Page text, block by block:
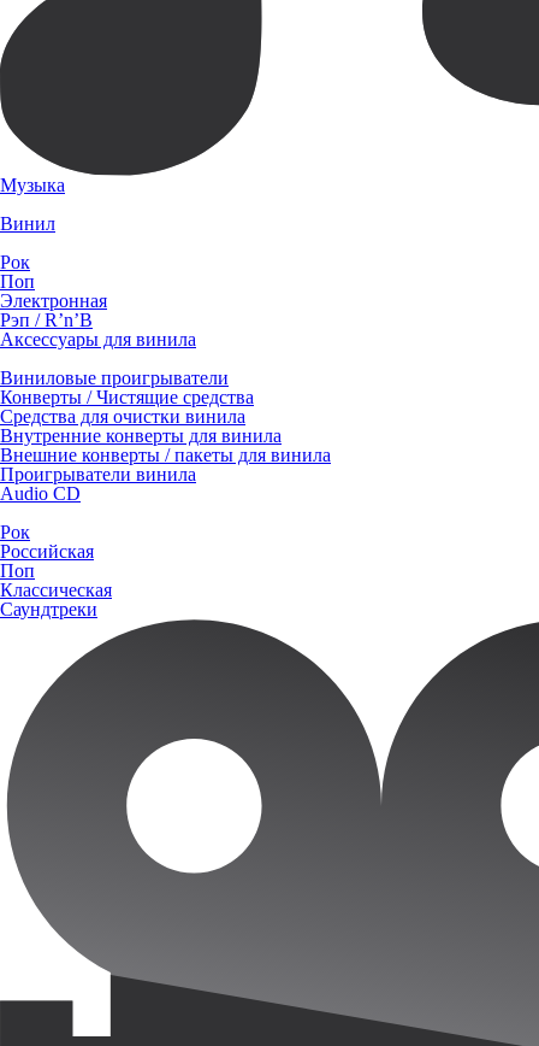
Музыка
Винил
Рок
Поп
Электронная
Рэп / R’n’B
Аксессуары для винила
Виниловые проигрыватели
Конверты / Чистящие средства
Средства для очистки винила
Внутренние конверты для винила
Внешние конверты / пакеты для винила
Проигрыватели винила
Audio CD
Рок
Российская
Поп
Классическая
Саундтреки